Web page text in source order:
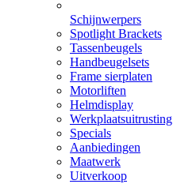
Schijnwerpers
Spotlight Brackets
Tassenbeugels
Handbeugelsets
Frame sierplaten
Motorliften
Helmdisplay
Werkplaatsuitrusting
Specials
Aanbiedingen
Maatwerk
Uitverkoop